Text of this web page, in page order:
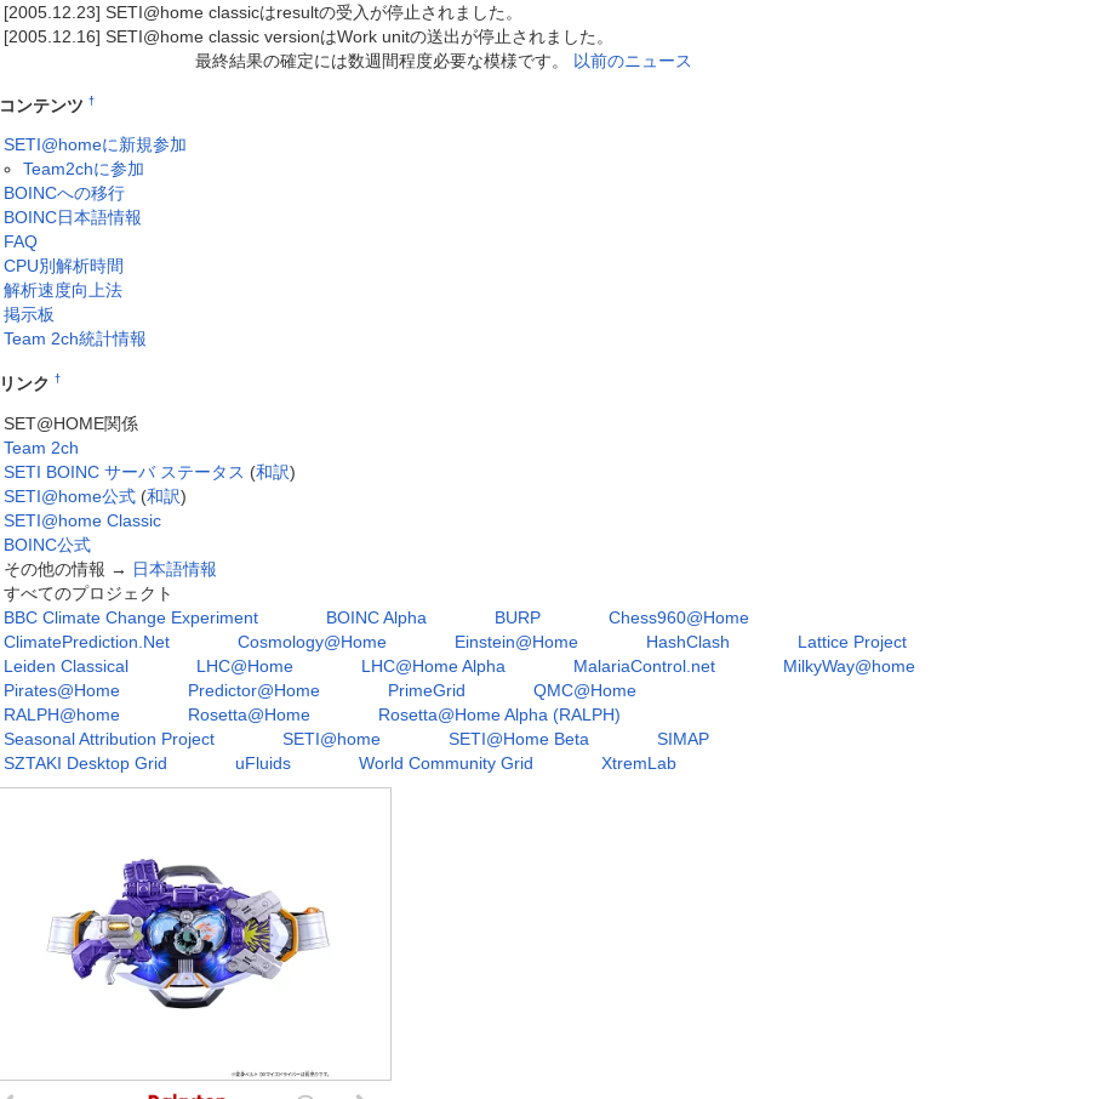
[2005.12.23] SETI@home classicはresultの受入が停止されました。
[2005.12.16] SETI@home classic versionはWork unitの送出が停止されました。
最終結果の確定には数週間程度必要な模様です。
以前のニュース
コンテンツ †
SETI@homeに新規参加
Team2chに参加
BOINCへの移行
BOINC日本語情報
FAQ
CPU別解析時間
解析速度向上法
掲示板
Team 2ch統計情報
リンク †
SET@HOME関係
Team 2ch
SETI BOINC サーバ ステータス (和訳)
SETI@home公式 (和訳)
SETI@home Classic
BOINC公式
その他の情報 → 日本語情報
すべてのプロジェクト
BBC Climate Change Experiment
BOINC Alpha BURP
Chess960@Home
ClimatePrediction.Net
Cosmology@Home Einstein@Home HashClash
Lattice Project
Leiden Classical
LHC@Home LHC@Home Alpha MalariaControl.net
MilkyWay@home
Pirates@Home
Predictor@Home PrimeGrid
QMC@Home
RALPH@home
Rosetta@Home
Rosetta@Home Alpha (RALPH)
Seasonal Attribution Project
SETI@home SETI@Home Beta
SIMAP
SZTAKI Desktop Grid
uFluids World Community Grid XtremLab